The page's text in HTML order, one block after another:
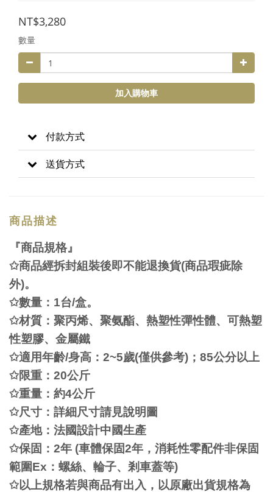
NT$3,280
數量
加入購物車
付款方式
送貨方式
商品描述
『商品規格』
✩商品經拆封組裝後即不能退換貨(商品瑕疵除
外)。
✩數量： 1台/盒。
✩材質：聚丙烯、聚氨酯、熱塑性彈性體、可熱塑
性塑膠、金屬鐵
✩適用年齡/身高： 2~5歲(僅供參考) ； 85公分以上
✩限重： 20公斤
✩重量：約4公斤
✩尺寸：詳細尺寸請見說明圖
✩產地：法國設計中國生產
✩保固： 2年 (車體保固2年，消耗性零配件非保固
範圍Ex ：螺絲、輪子、 剎車蓋等)
✩以上規格若與商品有出入，以原廠出貨規格為